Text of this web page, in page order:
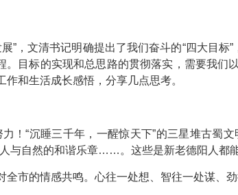
，文清书记明确提出了我们奋斗的“四大目标
目标的实现和总思路的贯彻落实，需要我们
和生活成长感悟，分享几点思考。
“沉睡三千年，一醒惊天下”的三星堆古蜀
与自然的和谐乐章……。这些是新老德阳人都
市的情感共鸣。心往一处想、智往一处谋、劲